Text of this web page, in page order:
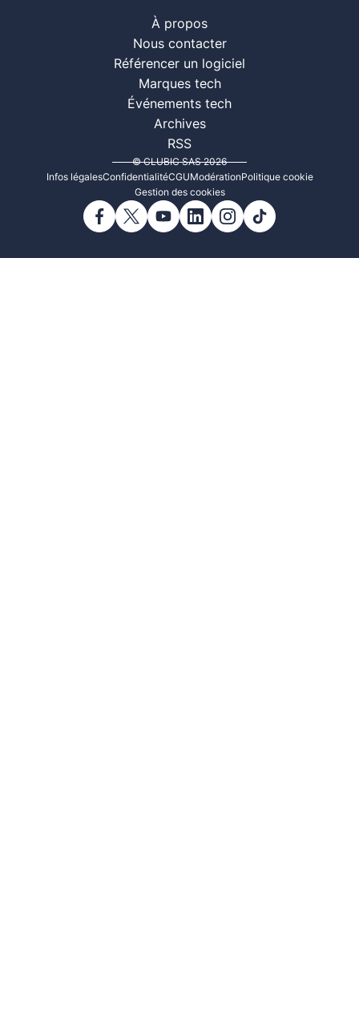
À propos
Nous contacter
Référencer un logiciel
Marques tech
Événements tech
Archives
RSS
© CLUBIC SAS 2026
Infos légalesConfidentialitéCGUModérationPolitique cookie
Gestion des cookies